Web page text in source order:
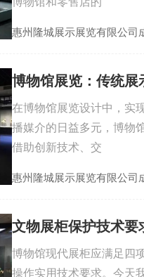
惠州隆城展示展览有限公司
博物馆展览：传统
在博物馆展览设计中，实
播媒介的日益多元，博物
借助创新技术、交
惠州隆城展示展览有限公司
文物展柜保护技术要
博物馆现代展柜应满足四
操作实用技术要求。今天